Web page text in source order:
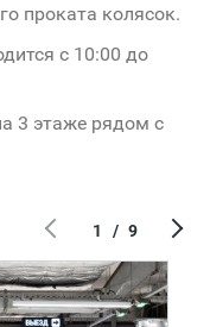
проката колясок.
с 10:00 до
3 этаже рядом с
1 / 9